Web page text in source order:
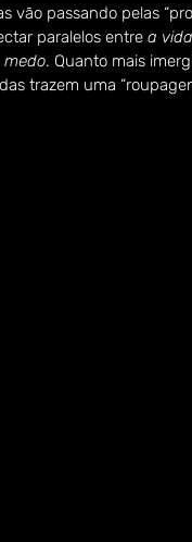
vão passando pelas
paralelos entre a
medo. Quanto mais
trazem uma